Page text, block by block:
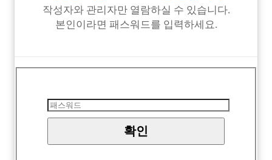
작성자와 관리자만 열람하실 수 있습니다.
본인이라면 패스워드를 입력하세요.